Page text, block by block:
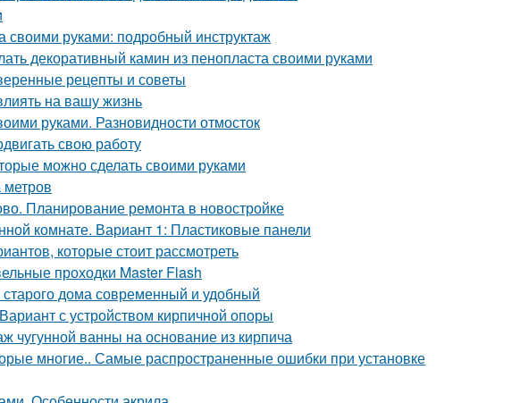
своими руками: подробный инструктаж
декоративный камин из пенопласта своими руками
рецепты и советы
на вашу жизнь
руками. Разновидности отмосток
свою работу
можно сделать своими руками
Планирование ремонта в новостройке
комнате. Вариант 1: Пластиковые панели
которые стоит рассмотреть
проходки Master Flash
дома современный и удобный
с устройством кирпичной опоры
чугунной ванны на основание из кирпича
многие.. Самые распространенные ошибки при установке